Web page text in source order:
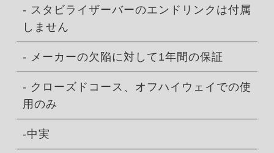
- スタビライザーバーのエンドリンクは付属
しません
- メーカーの欠陥に対して1年間の保証
- クローズドコース、オフハイウェイでの使
用のみ
-中実